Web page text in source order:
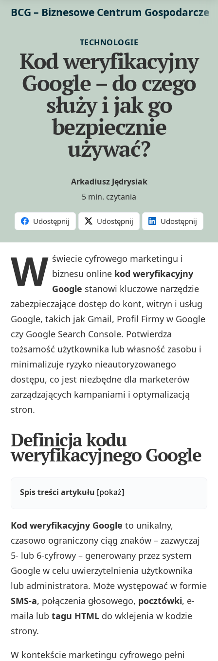
BCG – Biznesowe Centrum Gospodarcze
TECHNOLOGIE
Kod weryfikacyjny
Google – do czego
służy i jak go
bezpiecznie
używać?
Arkadiusz Jędrysiak
5 min. czytania
Udostępnij Udostępnij Udostępnij
W świecie cyfrowego marketingu i
biznesu online kod weryfikacyjny
Google stanowi kluczowe narzędzie
zabezpieczające dostęp do kont, witryn i usług
Google, takich jak Gmail, Profil Firmy w Google
czy Google Search Console. Potwierdza
tożsamość użytkownika lub własność zasobu i
minimalizuje ryzyko nieautoryzowanego
dostępu, co jest niezbędne dla marketerów
zarządzających kampaniami i optymalizacją
stron.
Definicja kodu
weryfikacyjnego Google
Spis treści artykułu [pokaż]
Kod weryfikacyjny Google to unikalny,
czasowo ograniczony ciąg znaków – zazwyczaj
5- lub 6-cyfrowy – generowany przez system
Google w celu uwierzytelnienia użytkownika
lub administratora. Może występować w formie
SMS-a, połączenia głosowego, pocztówki, e-
maila lubtagu HTML do wklejenia w kodzie
strony.
W kontekście marketingu cyfrowego pełni